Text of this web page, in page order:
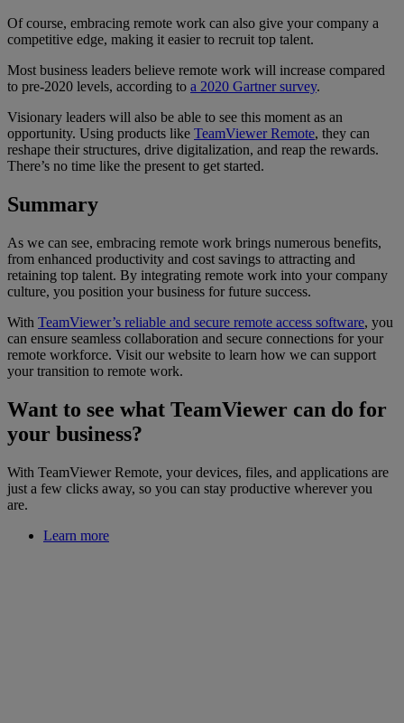
Of course, embracing remote work can also give your company a
competitive edge, making it easier to recruit top talent.
Most business leaders believe remote work will increase compared
to pre-2020 levels, according to a 2020 Gartner survey.
Visionary leaders will also be able to see this moment as an
opportunity. Using products like TeamViewer Remote, they can
reshape their structures, drive digitalization, and reap the rewards.
There’s no time like the present to get started.
Summary
As we can see, embracing remote work brings numerous benefits,
from enhanced productivity and cost savings to attracting and
retaining top talent. By integrating remote work into your company
culture, you position your business for future success.
With TeamViewer’s reliable and secure remote access software, you
can ensure seamless collaboration and secure connections for your
remote workforce. Visit our website to learn how we can support
your transition to remote work.
Want to see what TeamViewer can do for
your business?
With TeamViewer Remote, your devices, files, and applications are
just a few clicks away, so you can stay productive wherever you
are.
Learn more